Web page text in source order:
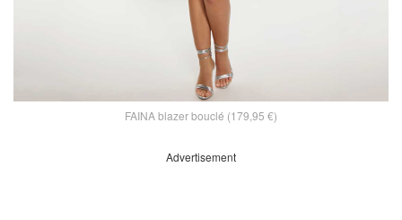
FAINA blazer bouclé (179,95 €)
Advertisement